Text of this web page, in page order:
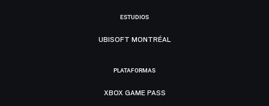
ESTUDIOS
UBISOFT MONTRÉAL
PLATAFORMAS
XBOX GAME PASS